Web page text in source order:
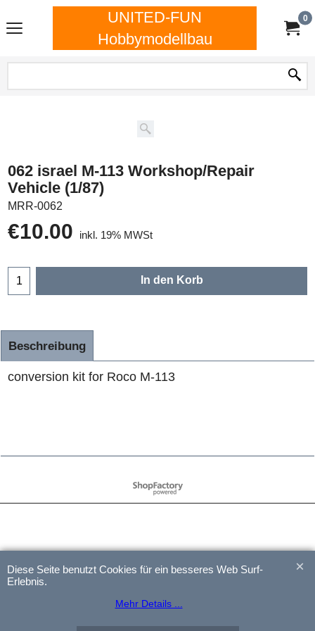
UNITED-FUN
Hobbymodellbau
0
062 israel M-113 Workshop/Repair
Vehicle (1/87)
MRR-0062
€10.00 inkl. 19% MWSt
In den Korb
Beschreibung
conversion kit for Roco M-113
WebShop erstellt mit
ShopFactory Shop
Diese Seite benutzt Cookies für ein besseres Web Surf-
Erlebnis.
Mehr Details ...